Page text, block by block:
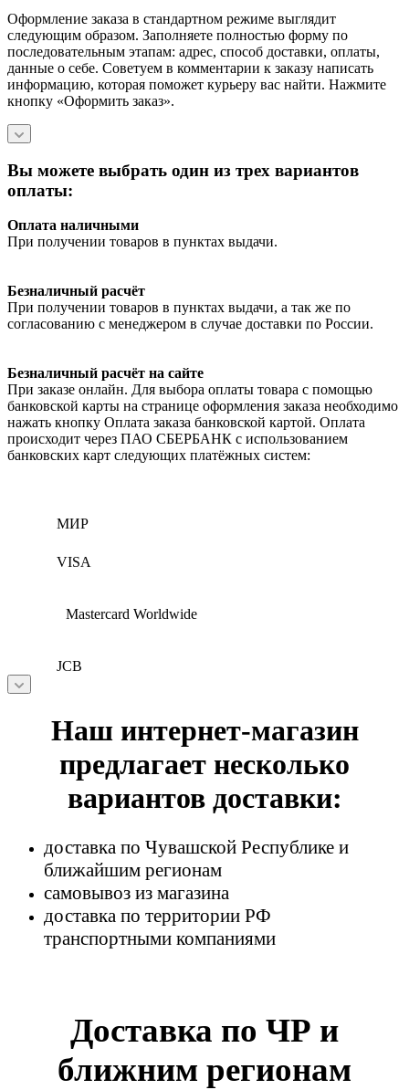
Оформление заказа в стандартном режиме выглядит
следующим образом. Заполняете полностью форму по
последовательным этапам: адрес, способ доставки, оплаты,
данные о себе. Советуем в комментарии к заказу написать
информацию, которая поможет курьеру вас найти. Нажмите
кнопку «Оформить заказ».
Вы можете выбрать один из трех вариантов
оплаты:
Оплата наличными
При получении товаров в пунктах выдачи.
Безналичный расчёт
При получении товаров в пунктах выдачи, а так же по
согласованию с менеджером в случае доставки по России.
Безналичный расчёт на сайте
При заказе онлайн. Для выбора оплаты товара с помощью
банковской карты на странице оформления заказа необходимо
нажать кнопку Оплата заказа банковской картой. Оплата
происходит через ПАО СБЕРБАНК с использованием
банковских карт следующих платёжных систем:
МИР
VISA
Mastercard Worldwide
JCB
Наш интернет-магазин
предлагает несколько
вариантов доставки:
доставка по Чувашской Республике и
ближайшим регионам
самовывоз из магазина
доставка по территории РФ
транспортными компаниями
Доставка по ЧР и
ближним регионам